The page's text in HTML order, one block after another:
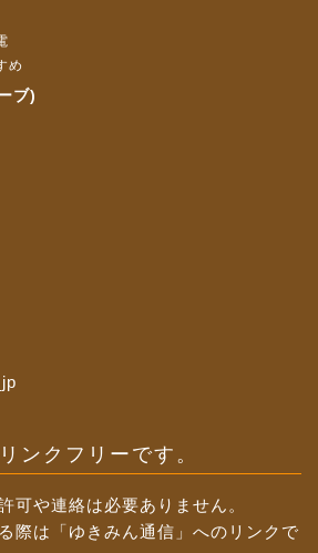
め
ブ)
ンクフリーです。
可や連絡は必要ありません。
際は「ゆきみん通信」へのリンクで